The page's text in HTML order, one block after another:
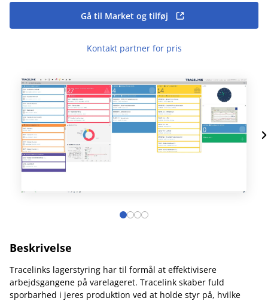
Gå til Market og tilføj
Kontakt partner for pris
Beskrivelse
Tracelinks lagerstyring har til formål at effektivisere
arbejdsgangene på varelageret. Tracelink skaber fuld
sporbarhed i jeres produktion ved at holde styr på, hvilke